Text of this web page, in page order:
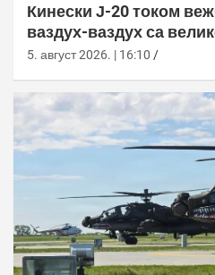
Кинески Ј-20 током
ваздух-ваздух са
5. август 2026. | 16:10